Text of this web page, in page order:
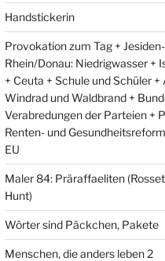
Handstickerin
Provokation zum Tag +
Rhein/Donau: Niedrigwasser +
+ Ceuta + Schule und Schüler
Windrad und Waldbrand +
Verabredungen der Parteien +
Renten- und
EU
Maler 84: Präraffaeliten
Hunt)
Wörter sind Päckchen, Pakete
Menschen, die anders leben 2